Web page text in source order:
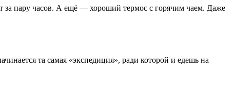
за пару часов. А ещё — хороший термос с горячим чаем. Даже
та самая «экспедиция», ради которой и едешь на